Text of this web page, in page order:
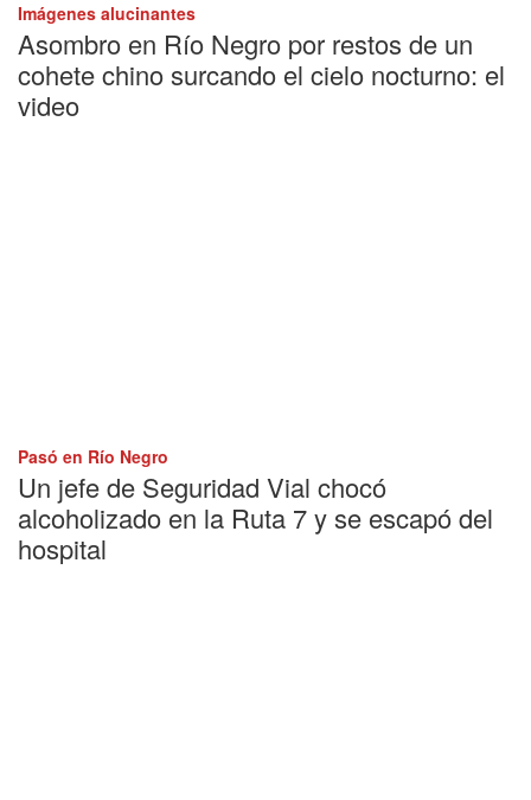
Imágenes alucinantes
Asombro en Río Negro por restos de un
cohete chino surcando el cielo nocturno: el
video
Pasó en Río Negro
Un jefe de Seguridad Vial chocó
alcoholizado en la Ruta 7 y se escapó del
hospital